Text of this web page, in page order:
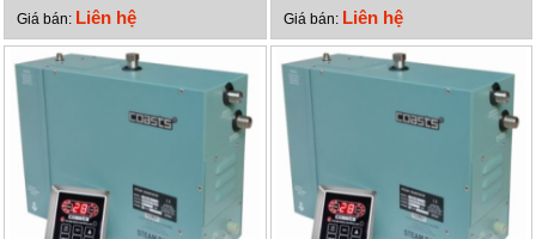
KSA 150
Giá bán: Liên hệ
KSA 120
Giá bán: Liên hệ